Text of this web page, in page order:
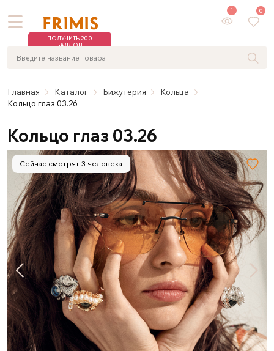
ПОЛУЧИТЬ 200
БАЛЛОВ
1 0
Главная Каталог Бижутерия
Кольца
Кольцо глаз 03.26
Кольцо глаз 03.26
Сейчас смотрят 3 человека